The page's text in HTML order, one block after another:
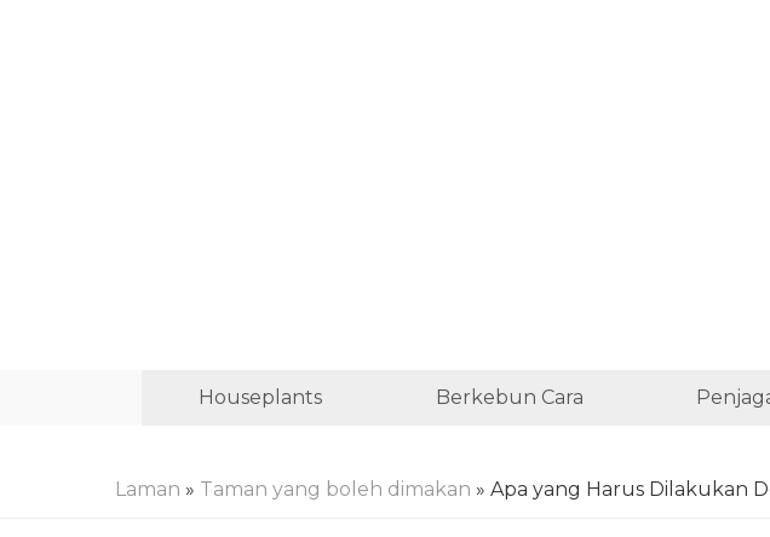
Houseplants Berkebun Cara
Laman » Taman yang boleh dimakan » Apa yang Harus Dilakukan